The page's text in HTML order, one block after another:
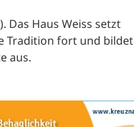
Das Haus Weiss setzt
Tradition fort und bildet
aus.